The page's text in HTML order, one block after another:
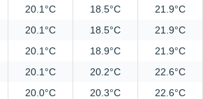
20.1°C 18.5°C
21.9°C
20.1°C 18.5°C
21.9°C
20.1°C 18.9°C
21.9°C
20.1°C 20.2°C
22.6°C
20.0°C 20.3°C
22.6°C